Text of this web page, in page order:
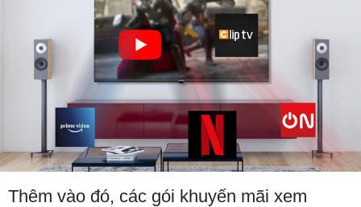
Thêm vào đó, các gói khuyến mãi xem